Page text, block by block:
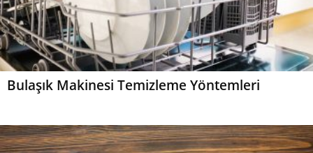
Bulaşık Makinesi Temizleme Yöntemleri